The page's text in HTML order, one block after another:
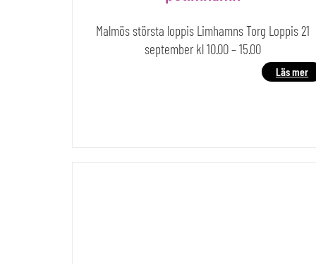
Malmös största loppis Limhamns Torg Loppis 21
september kl 10.00 – 15.00
Läs mer